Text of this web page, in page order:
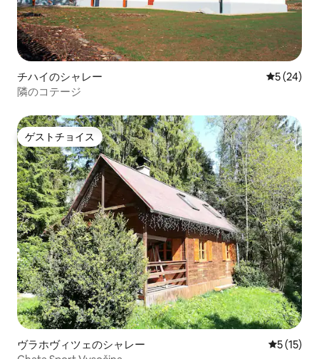
チハイのシャレー レビュー
5 (24)
隣のコテージ
ゲストチョイス
ゲストチョイス
ヴラホヴィツェのシャレー レビュー
5 (15)